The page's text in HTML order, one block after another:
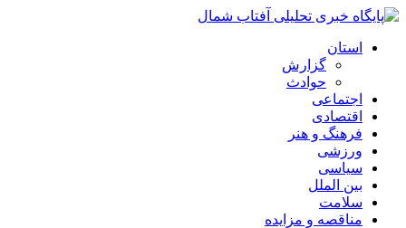
استان
گزارش
حوادث
اجتماعی
اقتصادی
فرهنگ و هنر
ورزشی
سیاسی
بین الملل
سلامت
مناقصه و مزایده